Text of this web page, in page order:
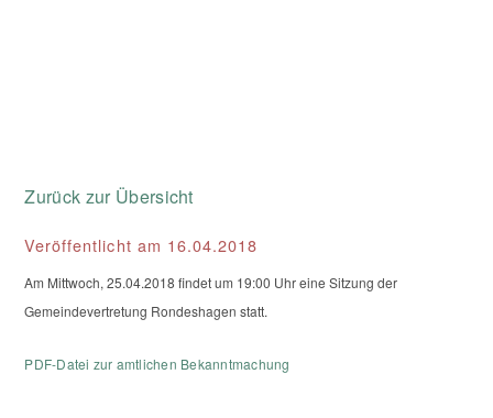
Zurück zur Übersicht
Veröffentlicht am 16.04.2018
Am Mittwoch, 25.04.2018 findet um 19:00 Uhr eine Sitzung der
Gemeindevertretung Rondeshagen statt.
PDF-Datei zur amtlichen Bekanntmachung